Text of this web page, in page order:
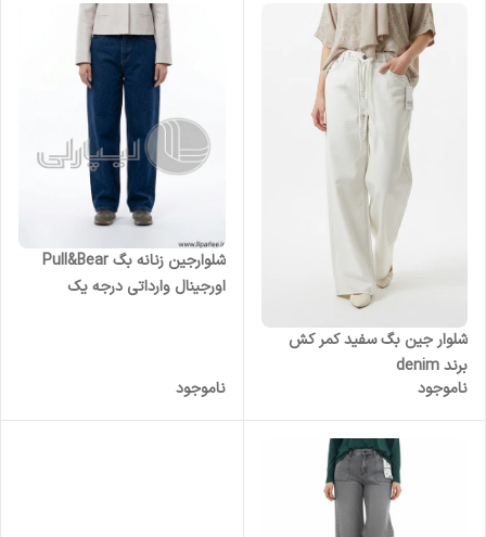
شلوار جین بگ سفید کمر کش
برند denim
ناموجود
شلوارجین زنانه بگ Pull&Bear
اورجینال وارداتی درجه یک
ناموجود